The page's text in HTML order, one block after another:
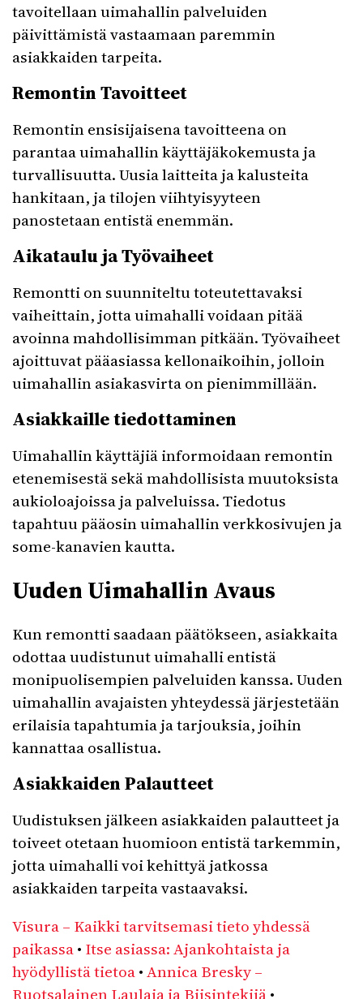
tavoitellaan uimahallin palveluiden
päivittämistä vastaamaan paremmin
asiakkaiden tarpeita.
Remontin Tavoitteet
Remontin ensisijaisena tavoitteena on
parantaa uimahallin käyttäjäkokemusta ja
turvallisuutta. Uusia laitteita ja kalusteita
hankitaan, ja tilojen viihtyisyyteen
panostetaan entistä enemmän.
Aikataulu ja Työvaiheet
Remontti on suunniteltu toteutettavaksi
vaiheittain, jotta uimahalli voidaan pitää
avoinna mahdollisimman pitkään. Työvaiheet
ajoittuvat pääasiassa kellonaikoihin, jolloin
uimahallin asiakasvirta on pienimmillään.
Asiakkaille tiedottaminen
Uimahallin käyttäjiä informoidaan remontin
etenemisestä sekä mahdollisista muutoksista
aukioloajoissa ja palveluissa. Tiedotus
tapahtuu pääosin uimahallin verkkosivujen ja
some-kanavien kautta.
Uuden Uimahallin Avaus
Kun remontti saadaan päätökseen, asiakkaita
odottaa uudistunut uimahalli entistä
monipuolisempien palveluiden kanssa. Uuden
uimahallin avajaisten yhteydessä järjestetään
erilaisia tapahtumia ja tarjouksia, joihin
kannattaa osallistua.
Asiakkaiden Palautteet
Uudistuksen jälkeen asiakkaiden palautteet ja
toiveet otetaan huomioon entistä tarkemmin,
jotta uimahalli voi kehittyä jatkossa
asiakkaiden tarpeita vastaavaksi.
Visura – Kaikki tarvitsemasi tieto yhdessä
paikassa• Itse asiassa: Ajankohtaista ja
hyödyllistä tietoa•Annica Bresky –
Ruotsalainen Laulaja ja Biisintekijä •